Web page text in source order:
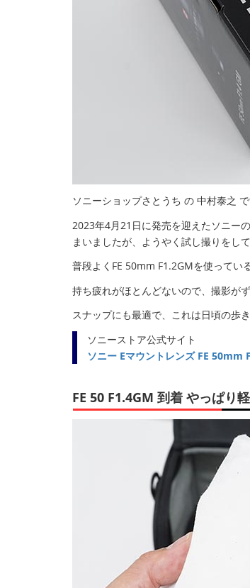
ソニーショップさとうち の 中村泰之 で
2023年4月21日に発売を迎えたソニー
まいましたが、ようやく試し撮りをし
普段よくFE 50mm F1.2GMを使ってい
持ち疲れがほとんどないので、撮影が
スナップにも最適で、これは日頃の歩
ソニーストア公式サイト
ソニー Eマウントレンズ FE 50mm
FE 50 F1.4GM 到着 やっぱり